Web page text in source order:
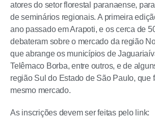
atores do setor florestal paranaense,
de seminários regionais. A primeira
ano passado em Arapoti, e os cerca de
debateram sobre o mercado da região
que abrange os municípios de
Telêmaco Borba, entre outros, e de
região Sul do Estado de São Paulo, que
mesmo mercado.
As inscrições devem ser feitas pelo link: